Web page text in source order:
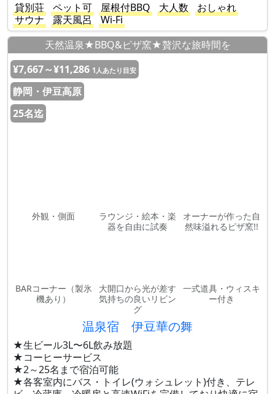
貸別荘
ペット可 屋根付BBQ 大人数
おしゃれ
サウナ
露天風呂
Wi-Fi
天然温泉★BBQ&ピザ窯★贅沢な旅時間を
¥7,667～¥11,286 1人あたり目安
静岡・伊豆高原
25名迄
外観・側面
ラウンジ・絵本・楽
器を自由に試奏
オーナーが作った自
然味溢れるピザ窯!!
BARコーナー（製氷
機あり）
大開口から光が差す
気持ちの良いリビン
グ
一式道具・ウィスキ
ー付き
温泉宿 伊豆華の舞
★生ビール3L〜6L飲み放題
★コーヒーサービス
★2～25名まで宿泊可能
★各客室内にバス・トイレ(ウォシュレット)付き、テレ